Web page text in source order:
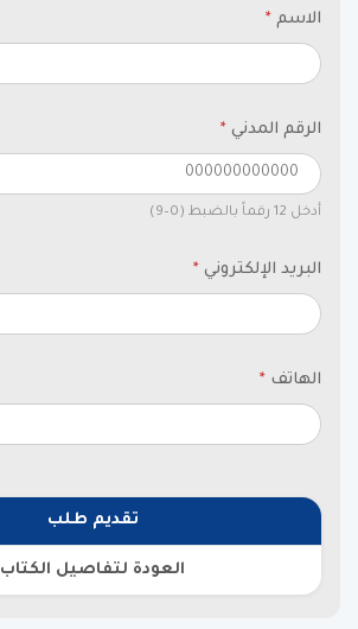
الاسم *
الرقم المدني *
أدخل 12 رقماً بالضبط (0–9)
البريد الإلكتروني *
الهاتف *
تقديم طلب
العودة لتفاصيل الكتاب